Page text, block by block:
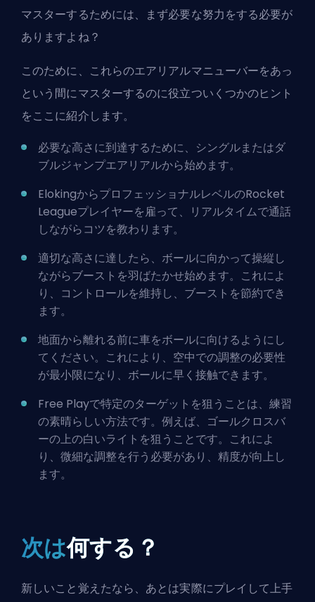
マスターするためには、まず必要な努力をする必要が
ありますよね？
このために、これらのエアリアルマニューバーをあっ
という間にマスターするのに役立ついくつかのヒント
をここに紹介します。
必要な高さに到達するために、シングルまたはダ
ブルジャンプエアリアルから始めます。
ElokingからプロフェッショナルレベルのRocket
Leagueプレイヤーを雇って、リアルタイムで通話
しながらコツを教わります。
適切な高さに達したら、ボールに向かって操縦し
ながらブーストを羽ばたかせ始めます。これによ
り、コントロールを維持し、ブーストを節約でき
ます。
地面から離れる前に車をボールに向けるようにし
てください。これにより、空中での調整の必要性
が最小限になり、ボールに早く接触できます。
Free Playで特定のターゲットを狙うことは、練習
の素晴らしい方法です。例えば、ゴールクロスバ
ーの上の白いライトを狙うことです。これによ
り、微細な調整を行う必要があり、精度が向上し
ます。
次は何する？
新しいこと覚えたなら、あとは実際にプレイして上手